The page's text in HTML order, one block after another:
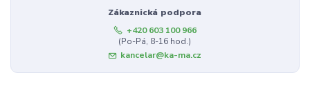
Zákaznická podpora
+420 603 100 966
(Po-Pá, 8-16 hod.)
kancelar@ka-ma.cz